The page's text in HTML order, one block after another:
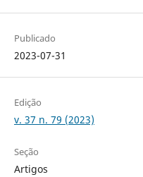
Publicado
2023-07-31
Edição
v. 37 n. 79 (2023)
Seção
Artigos